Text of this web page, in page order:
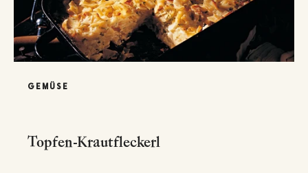
GEMÜSE
Topfen-Krautfleckerl